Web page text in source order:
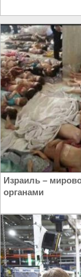
Израиль –
органами